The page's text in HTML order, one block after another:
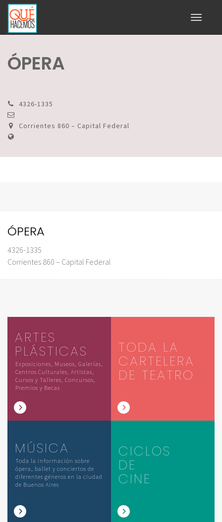
Toggle
ÓPERA
4326-1335
Corrientes 860 – Capital Federal
ÓPERA
4326-1335
Corrientes 860 – Capital Federal
ARTES
PLÁSTICAS
Exposiciones, Museos, Galerías,
Centros Culturales, Artistas,
Cursos y Talleres, Concursos,
Premios y Becas
TODA LA
CARTELERA
DE TEATRO
MÚSICA
Toda la información sobre
ópera, ballet y conciertos de
diferentes géneros en la ciudad
de Buenos Aires
CICLOS
DE
CINE